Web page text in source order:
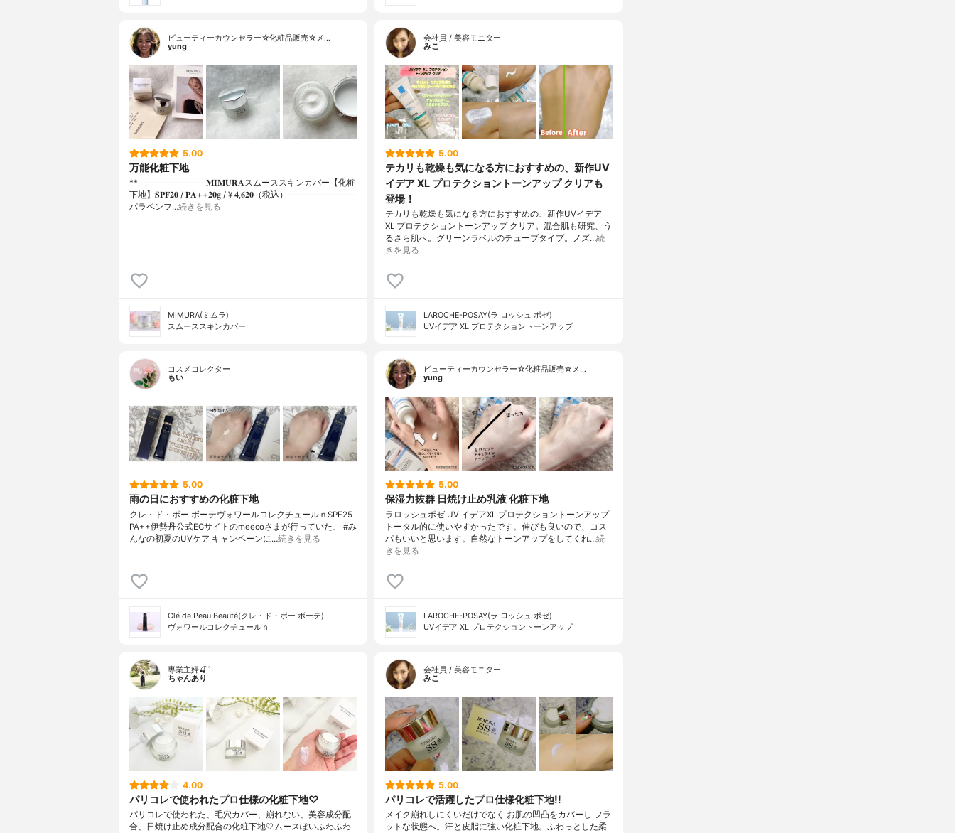
ビューティーカウンセラー☆化粧品販売☆メ…
yung
5.00
万能化粧下地
**⁡⁡⁡————————⁡𝐌𝐈𝐌𝐔𝐑𝐀スムーススキンカバー【化粧
下地】𝐒𝐏𝐅𝟐𝟎 / 𝐏𝐀++⁡𝟐𝟎𝐠 / ¥ 𝟒,𝟔𝟐𝟎（税込）⁡————————
パラベンフ…続きを見る
MIMURA(ミムラ)
スムーススキンカバー
会社員 / 美容モニター
みこ
5.00
テカリも乾燥も気になる方におすすめの、新作UV
イデア XL プロテクショントーンアップ クリアも
登場！
テカリも乾燥も気になる方におすすめの、新作UVイデア
XL プロテクショントーンアップ クリア。混合肌も研究、う
るさら肌へ。グリーンラベルのチューブタイプ。ノズ…続
きを見る
LAROCHE-POSAY(ラ ロッシュ ポゼ)
UVイデア XL プロテクショントーンアップ
コスメコレクター
もい
5.00
雨の日におすすめの化粧下地
クレ・ド・ポー ボーテヴォワールコレクチュールｎSPF25
PA++伊勢丹公式ECサイトのmeecoさまが行っていた、 #み
んなの初夏のUVケア キャンペーンに…続きを見る
Clé de Peau Beauté(クレ・ド・ポー ボーテ)
ヴォワールコレクチュールｎ
ビューティーカウンセラー☆化粧品販売☆メ…
yung
5.00
保湿力抜群 日焼け止め乳液 化粧下地
ラロッシュポゼ UV イデアXL プロテクショントーンアップ
トータル的に使いやすかったです。伸びも良いので、コス
パもいいと思います。自然なトーンアップをしてくれ…続
きを見る
LAROCHE-POSAY(ラ ロッシュ ポゼ)
UVイデア XL プロテクショントーンアップ
専業主婦🍒´-
ちゃんあり
4.00
パリコレで使われたプロ仕様の化粧下地♡
パリコレで使われた、毛穴カバー、崩れない、美容成分配
合、日焼け止め成分配合の化粧下地🤍ムースぽいふわふわ
会社員 / 美容モニター
みこ
5.00
パリコレで活躍したプロ仕様化粧下地!!
メイク崩れしにくいだけでなく お肌の凹凸をカバーし フラ
ットな状態へ。汗と皮脂に強い化粧下地。ふわっとした柔